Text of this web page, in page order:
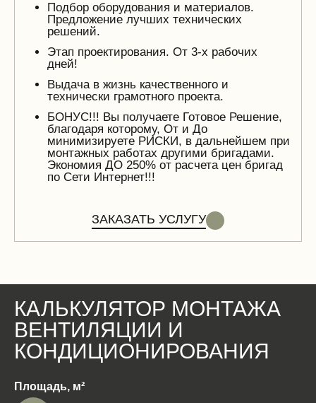
Подбор оборудования и материалов.
Предложение лучших технических
решений.
Этап проектирования. От 3-х рабочих
дней!
Выдача в жизнь качественного и
технически грамотного проекта.
БОНУС!!! Вы получаете Готовое Решение,
благодаря которому, От и До
минимизируете РИСКИ, в дальнейшем при
монтажных работах другими бригадами.
Экономия ДО 250% от расчета цен бригад
по Сети Интернет!!!
ЗАКАЗАТЬ УСЛУГУ
КАЛЬКУЛЯТОР МОНТАЖА
ВЕНТИЛЯЦИИ И
КОНДИЦИОНИРОВАНИЯ
Площадь, м²